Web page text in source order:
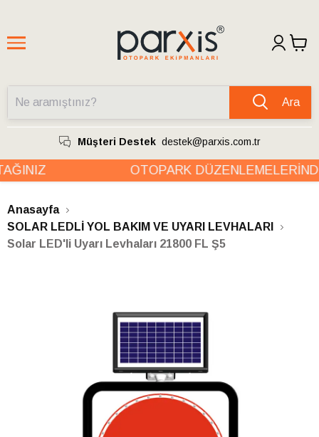
Ara
Müşteri Destek destek@parxis.com.tr
OTOPARK
Anasayfa
SOLAR LEDLİ YOL BAKIM VE UYARI LEVHALARI
Solar LED'li Uyarı Levhaları 21800 FL Ş5